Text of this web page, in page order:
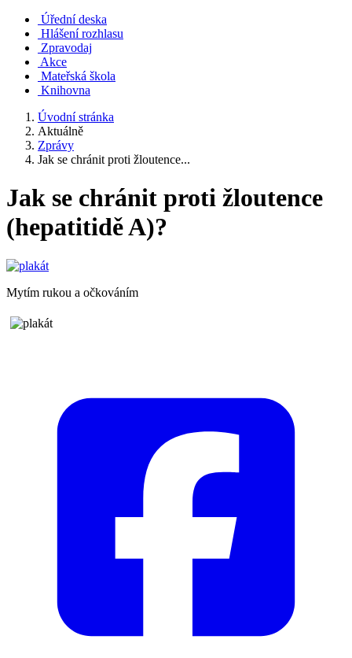
Úřední deska
Hlášení rozhlasu
Zpravodaj
Akce
Mateřská škola
Knihovna
Úvodní stránka
Aktuálně
Zprávy
Jak se chránit proti žloutence...
Jak se chránit proti žloutence
(hepatitidě A)?
Mytím rukou a očkováním